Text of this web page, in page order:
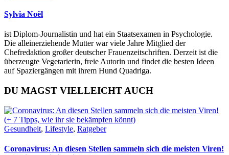
Sylvia Noël
ist Diplom-Journalistin und hat ein Staatsexamen in Psychologie.
Die alleinerziehende Mutter war viele Jahre Mitglied der
Chefredaktion großer deutscher Frauenzeitschriften. Derzeit ist die
überzeugte Vegetarierin, freie Autorin und findet die besten Ideen
auf Spaziergängen mit ihrem Hund Quadriga.
DU MAGST VIELLEICHT AUCH
Gesundheit, Lifestyle, Ratgeber
Coronavirus: An diesen Stellen sammeln sich die meisten Viren!